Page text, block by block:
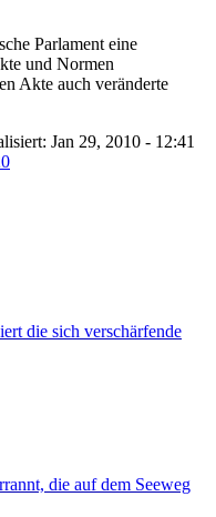
Parlament eine
und Normen
Akte auch veränderte
Jan 29, 2010 - 12:41
die sich verschärfende
die auf dem Seeweg